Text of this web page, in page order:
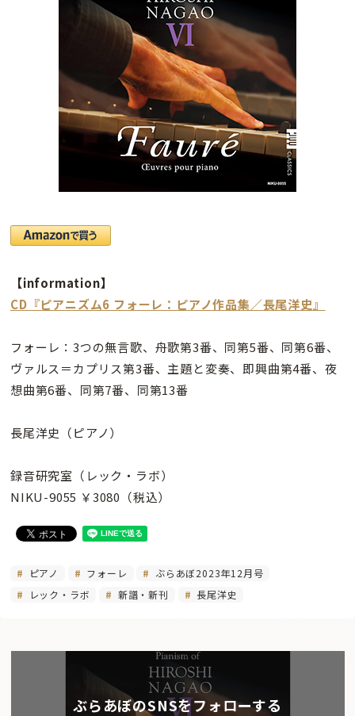
【information】
CD『ピアニズム6 フォーレ：ピアノ作品集／長尾洋史』
フォーレ：3つの無言歌、舟歌第3番、同第5番、同第6番、
ヴァルス＝カプリス第3番、主題と変奏、即興曲第4番、夜
想曲第6番、同第7番、同第13番
長尾洋史（ピアノ）
録音研究室（レック・ラボ）
NIKU-9055 ￥3080（税込）
ピアノ フォーレ
ぶらあぼ2023年12月号
レック・ラボ
新譜・新刊 長尾洋史
ぶらあぼのSNSをフォローする